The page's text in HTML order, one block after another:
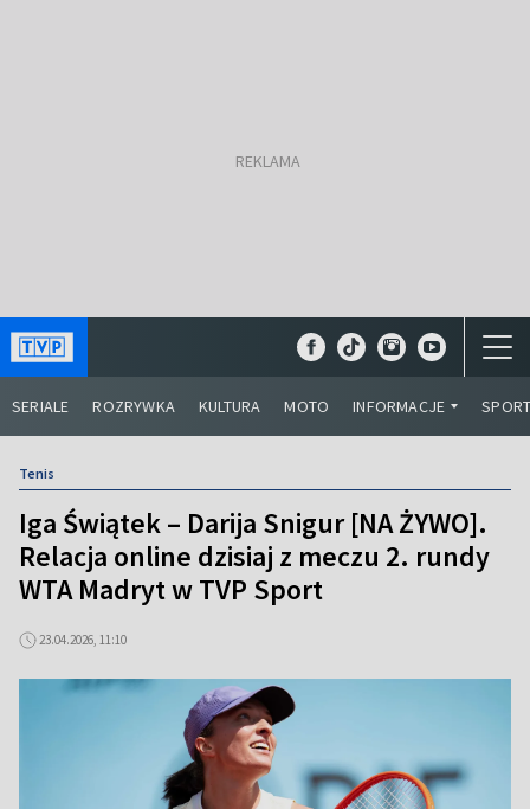
SERIALE ROZRYWKA KULTURA MOTO INFORMACJE
Tenis
Iga Świątek – Darija Snigur [NA ŻYWO].
Relacja online dzisiaj z meczu 2. rundy
WTA Madryt w TVP Sport
23.04.2026, 11:10